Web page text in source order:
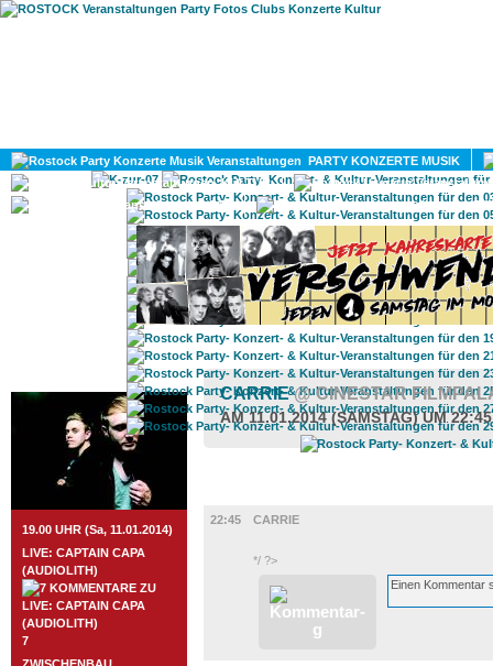
PARTY KONZERTE MUSIK
KULTUR
GAY
ROSTOCK TAGESTIPP
19.00 UHR (Sa, 11.01.2014)
LIVE: CAPTAIN CAPA
(AUDIOLITH)
7
CARRIE@ CINESTAR
AM 11.01.2014 (SAMSTAG) UM
22:45
CARRIE
*/ ?>